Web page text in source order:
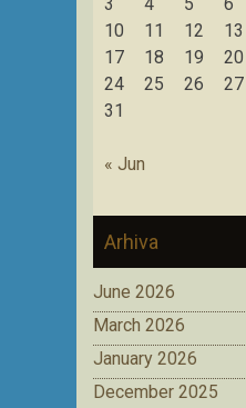
10
11 12 13
17
18 19 20
24
25 26 27
31
« Jun
Arhiva
June 2026
March 2026
January 2026
December 2025